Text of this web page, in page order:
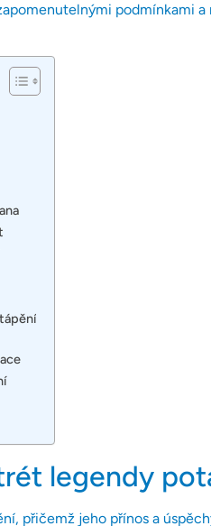
podmínkami
legendy
přičemž jeho přínos a